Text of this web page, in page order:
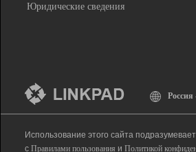
Юридические сведения
Россия
Использование этого сайта
с Правилами пользования и Политикой